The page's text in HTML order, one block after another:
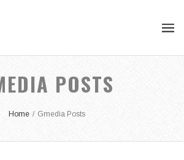
POSTS
Home / Gmedia Posts